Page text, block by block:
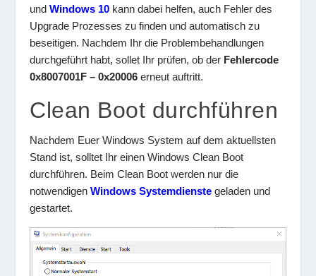
undWindows 10 kann dabei helfen, auch Fehler des
Upgrade Prozesses zu finden und automatisch zu
beseitigen. Nachdem Ihr die Problembehandlungen
durchgeführt habt, sollet Ihr prüfen, ob der Fehlercode
0x8007001F – 0x20006 erneut auftritt.
Clean Boot durchführen
Nachdem Euer Windows System auf dem aktuellsten
Stand ist, solltet Ihr einen Windows Clean Boot
durchführen. Beim Clean Boot werden nur die
notwendigenWindows Systemdienste geladen und
gestartet.